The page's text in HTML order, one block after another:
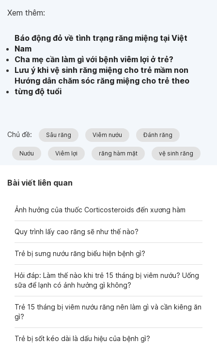
Xem thêm:
Báo động đỏ về tình trạng răng miệng tại Việt
Nam
Cha mẹ cần làm gì với bệnh viêm lợi ở trẻ?
Lưu ý khi vệ sinh răng miệng cho trẻ mầm non
Hướng dẫn chăm sóc răng miệng cho trẻ theo
từng độ tuổi
Chủ đề: Sâu răng Viêm nướu Đánh răng
Nướu Viêm lợi răng hàm mặt vệ sinh răng
Bài viết liên quan
Ảnh hưởng của thuốc Corticosteroids đến xương hàm
Quy trình lấy cao răng sẽ như thế nào?
Trẻ bị sưng nướu răng biểu hiện bệnh gì?
Hỏi đáp: Làm thế nào khi trẻ 15 tháng bị viêm nướu? Uống
sữa để lạnh có ảnh hưởng gì không?
Trẻ 15 tháng bị viêm nướu răng nên làm gì và cần kiêng ăn
gì?
Trẻ bị sốt kéo dài là dấu hiệu của bệnh gì?